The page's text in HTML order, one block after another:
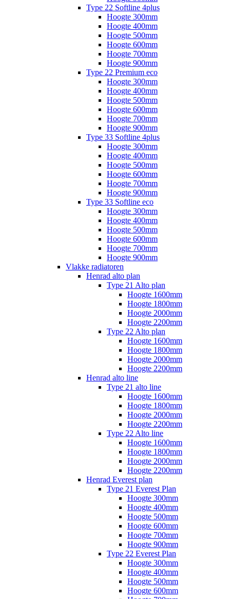
Type 22 Softline 4plus
Hoogte 300mm
Hoogte 400mm
Hoogte 500mm
Hoogte 600mm
Hoogte 700mm
Hoogte 900mm
Type 22 Premium eco
Hoogte 300mm
Hoogte 400mm
Hoogte 500mm
Hoogte 600mm
Hoogte 700mm
Hoogte 900mm
Type 33 Softline 4plus
Hoogte 300mm
Hoogte 400mm
Hoogte 500mm
Hoogte 600mm
Hoogte 700mm
Hoogte 900mm
Type 33 Softline eco
Hoogte 300mm
Hoogte 400mm
Hoogte 500mm
Hoogte 600mm
Hoogte 700mm
Hoogte 900mm
Vlakke radiatoren
Henrad alto plan
Type 21 Alto plan
Hoogte 1600mm
Hoogte 1800mm
Hoogte 2000mm
Hoogte 2200mm
Type 22 Alto plan
Hoogte 1600mm
Hoogte 1800mm
Hoogte 2000mm
Hoogte 2200mm
Henrad alto line
Type 21 alto line
Hoogte 1600mm
Hoogte 1800mm
Hoogte 2000mm
Hoogte 2200mm
Type 22 Alto line
Hoogte 1600mm
Hoogte 1800mm
Hoogte 2000mm
Hoogte 2200mm
Henrad Everest plan
Type 21 Everest Plan
Hoogte 300mm
Hoogte 400mm
Hoogte 500mm
Hoogte 600mm
Hoogte 700mm
Hoogte 900mm
Type 22 Everest Plan
Hoogte 300mm
Hoogte 400mm
Hoogte 500mm
Hoogte 600mm